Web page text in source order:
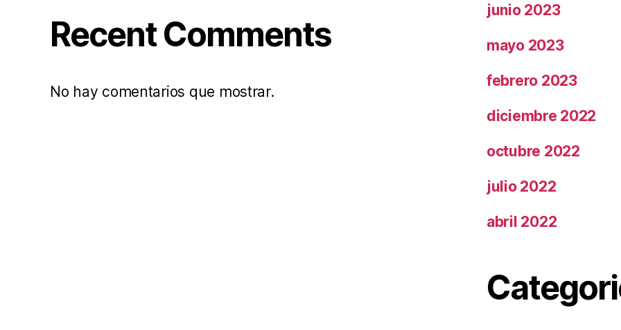
Recent Comments
No hay comentarios que mostrar.
junio 2023
mayo 2023
febrero 2023
diciembre 2022
octubre 2022
julio 2022
abril 2022